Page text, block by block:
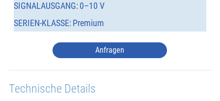
SIGNALAUSGANG: 0–10 V
SERIEN-KLASSE: Premium
Anfragen
Technische Details